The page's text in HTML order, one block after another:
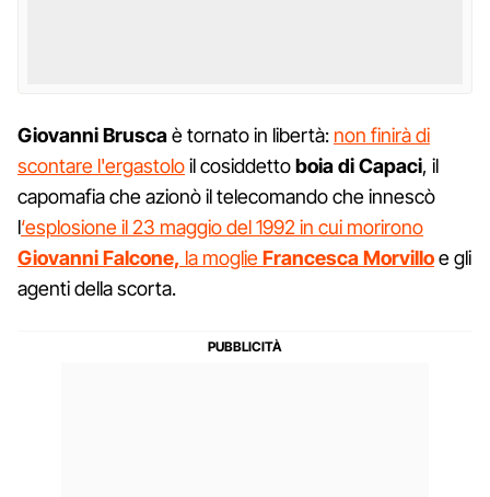
GiovanniBruscaè tornato in libertà: non finirà di
scontare l'ergastoloil cosiddettoboiadiCapaci, il
capomafia che azionò il telecomando che innescò
l‘esplosione il 23 maggio del 1992 in cui morirono
Giovanni Falcone, la moglieFrancesca Morvilloe gli
agenti della scorta.